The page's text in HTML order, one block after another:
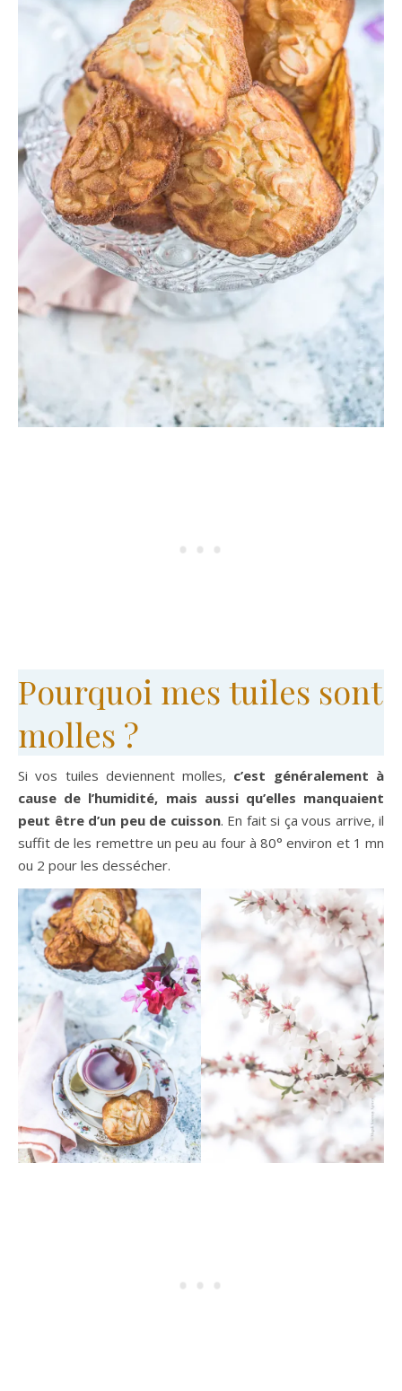
Pourquoi mes tuiles sont
molles ?
Si vos tuiles deviennent molles, c’est généralement à
cause de l’humidité, mais aussi qu’elles manquaient
peut être d’un peu de cuisson. En fait si ça vous arrive, il
suffit de les remettre un peu au four à 80° environ et 1 mn
ou 2 pour les dessécher.